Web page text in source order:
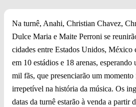
Na turnê, Anahi, Christian Chavez,
Dulce Maria e Maite Perroni se
cidades entre Estados Unidos,
em 10 estádios e 18 arenas,
mil fãs, que presenciarão um momento
irrepetível na história da música. Os
datas da turnê estarão à venda a partir